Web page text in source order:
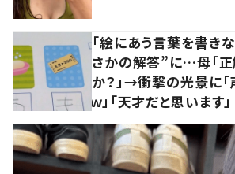
「絵にあう言葉を書き
さかの解答”に…母「正
か？」→衝撃の光景に
ｗ」「天才だと思います」